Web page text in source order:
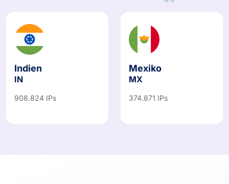
Indien
IN
908.824 IPs
Mexiko
MX
374.871 IPs